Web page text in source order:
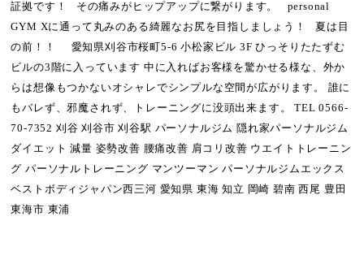
証拠です！ その痛みがヒップアップに繋がります。 personal
GYM Xに通って丸みのある綺麗なお尻を目指しましょう！ 夏は目
の前！！ 愛知県刈谷市桜町5-6 小松家ビル 3F ひっそりたたずむ
ビルの3階に入っています 中に入ればお客様を驚かせる様な、外か
らは想像もつかないオシャレでシンプルな空間が広がります。 誰に
もバレず、邪魔されず、トレーニングに没頭出来ます。 TEL 0566-
70-7352 刈谷 刈谷市 刈谷駅 パーソナルジム 隠れ家パーソナルジム
ダイエット 減量 姿勢改善 腰痛改善 肩コリ改善 ウエイトトレーニン
グ パーソナルトレーニング マンツーマン パーソナルジムエックス
ベストボディジャパン西三河 愛知県 東海 知立 岡崎 碧南 西尾 豊田
東海市 東浦